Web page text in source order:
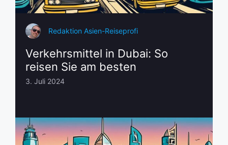
Redaktion Asien-Reiseprofi
Verkehrsmittel in Dubai: So
reisen Sie am besten
3. Juli 2024